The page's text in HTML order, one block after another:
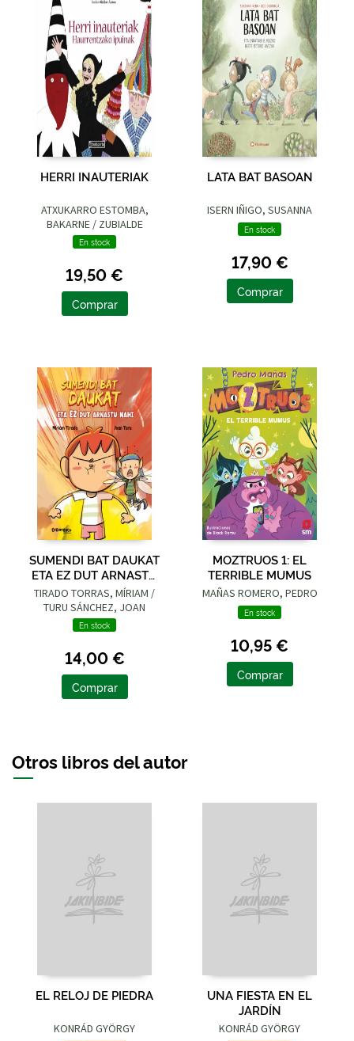
HERRI INAUTERIAK
ATXUKARRO ESTOMBA,
BAKARNE / ZUBIALDE
GRAJIRENA, IZASKUN
En stock
19,50 €
Comprar
LATA BAT BASOAN
ISERN IÑIGO, SUSANNA
En stock
17,90 €
Comprar
SUMENDI BAT DAUKAT
ETA EZ DUT ARNASTU
NAHI
TIRADO TORRAS, MÍRIAM /
TURU SÁNCHEZ, JOAN
En stock
14,00 €
Comprar
MOZTRUOS 1: EL
TERRIBLE MUMUS
MAÑAS ROMERO, PEDRO
En stock
10,95 €
Comprar
Otros libros del autor
EL RELOJ DE PIEDRA
KONRÁD GYÖRGY
UNA FIESTA EN EL
JARDÍN
KONRÁD GYÖRGY